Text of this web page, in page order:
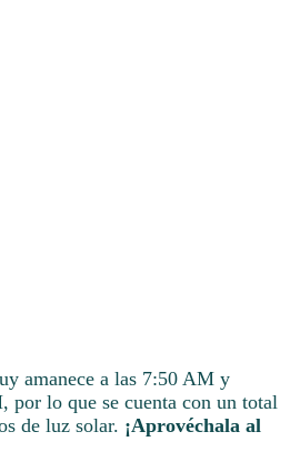
amanece a las 7:50 AM y
por lo que se cuenta con un total
de luz solar. ¡Aprovéchala al